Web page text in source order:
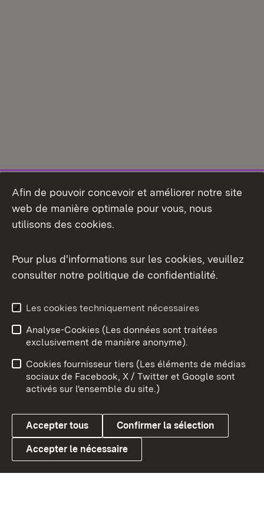
Aperçu des thèmes
Link zum Landesportal
Conseils d'utilisation
Confidentialité
Cookies
Afin de pouvoir concevoir et améliorer notre site
web de manière optimale pour vous, nous
utilisons des cookies.
Pour plus d'informations sur les cookies, veuillez
consulter notre politique de confidentialité.
Les cookies techniquement nécessaires
Analyse-Cookies (Les données sont traitées
exclusivement de manière anonyme).
Cookies fournisseur tiers (Les éléments de médias
sociaux de Facebook, X / Twitter et Google sont
activés sur l'ensemble du site.)
Accepter tous Confirmer la sélection
Accepter le nécessaire